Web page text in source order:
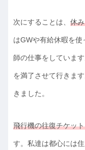
次にすることは、 休
はGWや有給休暇を
師の仕事をしていま
を満了させて行きま
きました。
飛行機の往復チケッ
す。私達は都心には